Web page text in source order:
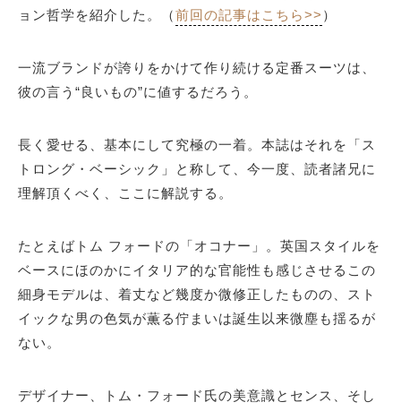
ョン哲学を紹介した。（前回の記事はこちら>> ）
一流ブランドが誇りをかけて作り続ける定番スーツは、
彼の言う“良いもの”に値するだろう。
長く愛せる、基本にして究極の一着。本誌はそれを「ス
トロング・ベーシック」と称して、今一度、読者諸兄に
理解頂くべく、ここに解説する。
たとえばトム フォードの「オコナー」。英国スタイルを
ベースにほのかにイタリア的な官能性も感じさせるこの
細身モデルは、着丈など幾度か微修正したものの、スト
イックな男の色気が薫る佇まいは誕生以来微塵も揺るが
ない。
デザイナー、トム・フォード氏の美意識とセンス、そし